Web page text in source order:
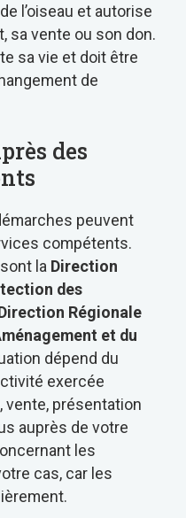
l’oiseau et autorise
sa vente ou son don.
sa vie et doit être
de
des
peuvent
compétents.
la Direction
des
Régionale
et du
dépend du
exercée
vente, présentation
auprès de votre
les
cas, car les